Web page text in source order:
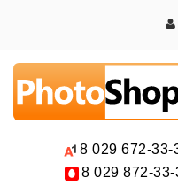
8 029 672-33-
8 029 872-33-